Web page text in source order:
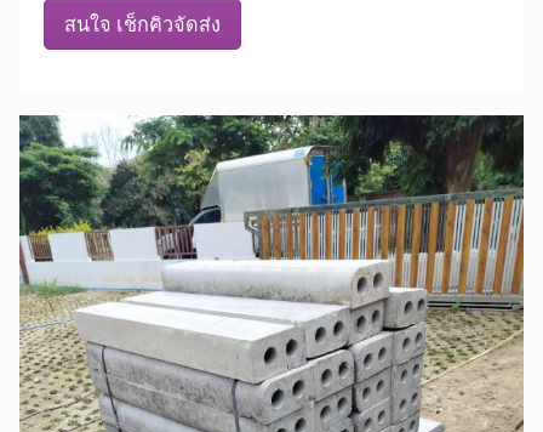
สนใจ เช็กคิวจัดส่ง